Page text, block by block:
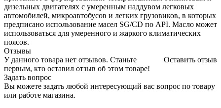
дизельных двигателях с умеренным наддувом легковых
автомобилей, микроавтобусов и легких грузовиков, в которых
предписано использование масел SG/CD по API. Масло может
использоваться для умеренного и жаркого климатических
поясов.
Отзывы
Оставить отзыв
У данного товара нет отзывов. Станьте
первым, кто оставил отзыв об этом товаре!
Задать вопрос
Вы можете задать любой интересующий вас вопрос по товару
или работе магазина.